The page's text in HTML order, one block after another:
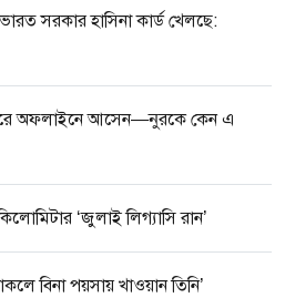
সরকার হাসিনা কার্ড খেলছে:
অফলাইনে আসেন—নুরকে কেন এ
‘জুলাই লিগ্যাসি রান’
বিনা পয়সায় খাওয়ান তিনি’